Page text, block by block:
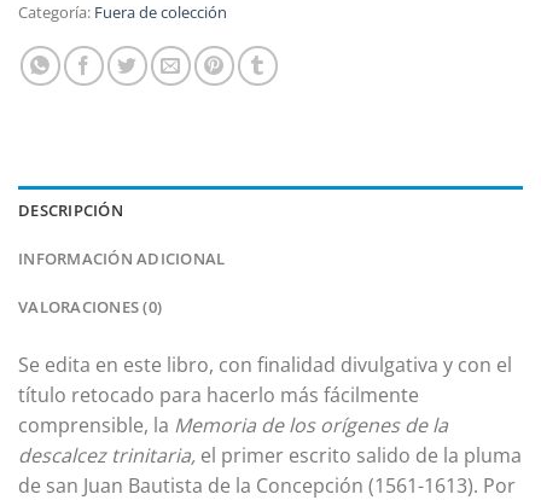
Categoría: Fuera de colección
DESCRIPCIÓN
INFORMACIÓN ADICIONAL
VALORACIONES (0)
Se edita en este libro, con finalidad divulgativa y con el
título retocado para hacerlo más fácilmente
comprensible, la Memoria de los orígenes de la
descalcez trinitaria, el primer escrito salido de la pluma
de san Juan Bautista de la Concepción (1561-1613). Por